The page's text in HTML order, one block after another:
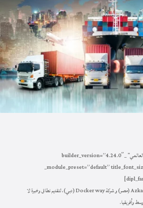
[dipl_fancy_text fancy_text=”الوصول العالمي” _builder_version=”4.24.0″
_module_preset=”default”
نحن نعمل بالتعاون مع شركاتنا الشقيقة، Azka Foods (مصر) و شركة Docker way (دبي)، لتقديم نطاق وخبرة لا
وأفريقيا.